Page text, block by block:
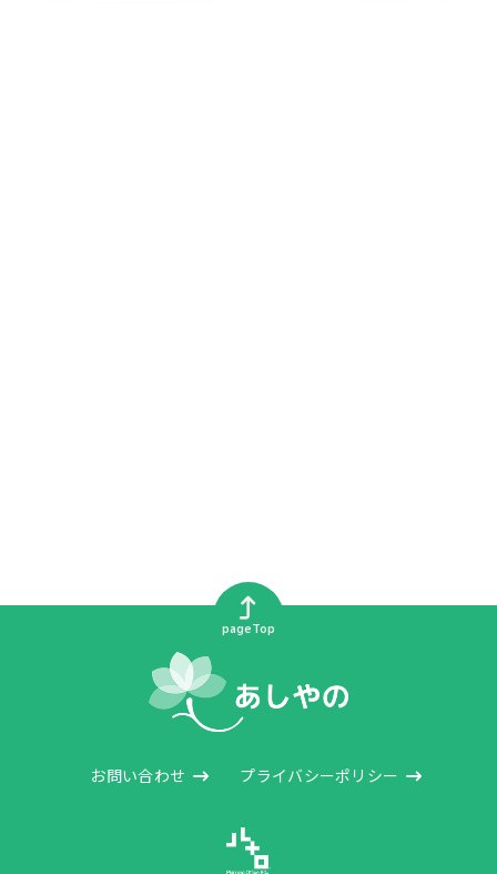
お問い合わせ プライバシーポリシー
pageTop